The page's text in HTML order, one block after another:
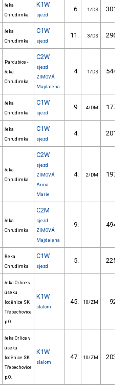
řeka
Chrudimka
K1W
sjezd
6. 1/DS 301.97
řeka
Chrudimka
C1W
sjezd
11. 3/DS 296.06
Pardubice -
řeka
Chrudimka
C2W
sjezd
ZIMOVÁ
Majdalena
4. 1/DS 544.02
řeka
Chrudimka
C1W
sjezd
9. 4/DM 177.20
řeka
Chrudimka
C1W
sjezd
4. 201.70
řeka
Chrudimka
C2W
sjezd
ZIMOVÁ
Anna
Marie
4. 2/DM 197.60
řeka
Chrudimka
C2M
sjezd
ZIMOVÁ
Majdalena
9. 494.30
Řeka
Chrudimka
C1W
sjezd
5. 225.70
řeka Orlice v
úseku
loděnice SK
Třebechovice
p.O.
K1W
slalom
45. 10/ZM 92.60
řeka Orlice v
úseku
loděnice SK
Třebechovice
p.O.
K1W
slalom
47. 10/ZM 203.40